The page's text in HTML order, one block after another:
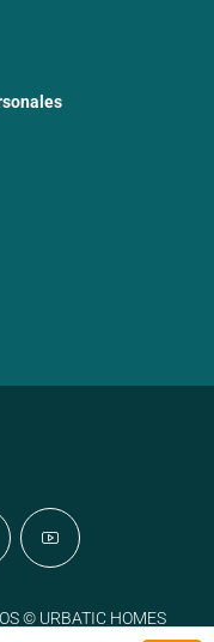
© URBATIC HOMES